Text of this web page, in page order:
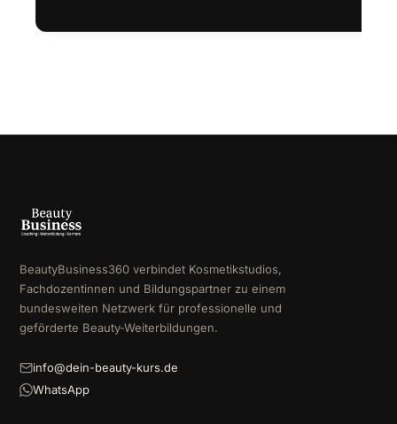
BeautyBusiness360 verbindet Kosmetikstudios,
Fachdozentinnen und Bildungspartner zu einem
bundesweiten Netzwerk für professionelle und
geförderte Beauty-Weiterbildungen.
info@dein-beauty-kurs.de
WhatsApp